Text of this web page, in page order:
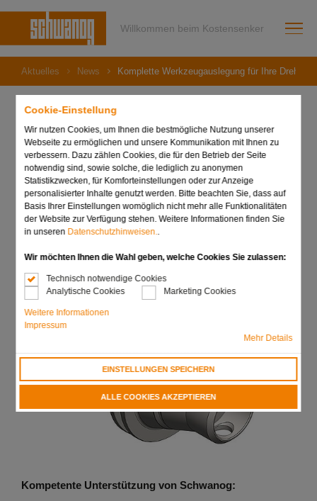
Cookie-Einstellung
Wir nutzen Cookies, um Ihnen die bestmögliche Nutzung unserer
Webseite zu ermöglichen und unsere Kommunikation mit Ihnen zu
verbessern. Dazu zählen Cookies, die für den Betrieb der Seite
notwendig sind, sowie solche, die lediglich zu anonymen
Statistikzwecken, für Komforteinstellungen oder zur Anzeige
personalisierter Inhalte genutzt werden. Bitte beachten Sie, dass auf
Basis Ihrer Einstellungen womöglich nicht mehr alle Funktionalitäten
der Website zur Verfügung stehen. Weitere Informationen finden Sie
in unseren Datenschutzhinweisen.
Wir möchten Ihnen die Wahl geben, welche Cookies Sie zulassen:
Technisch notwendige Cookies
Analytische Cookies
Marketing Cookies
Weitere Informationen
Impressum
Mehr Details
EINSTELLUNGEN SPEICHERN
ALLE COOKIES AKZEPTIEREN
Willkommen beim Kostensenker
Aktuelles News Komplette Werkzeugauslegung für Ihre
31. Januar 2023
Komplette
Werkzeugauslegung für
Ihre Drehteile!
Kompetente Unterstützung von Schwanog: